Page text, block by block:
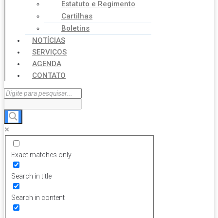
Estatuto e Regimento
Cartilhas
Boletins
NOTÍCIAS
SERVIÇOS
AGENDA
CONTATO
Exact matches only
Search in title
Search in content